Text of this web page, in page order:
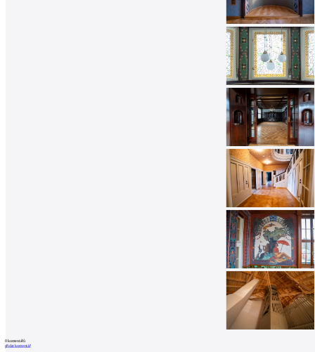
0komentářů
přidat komentář